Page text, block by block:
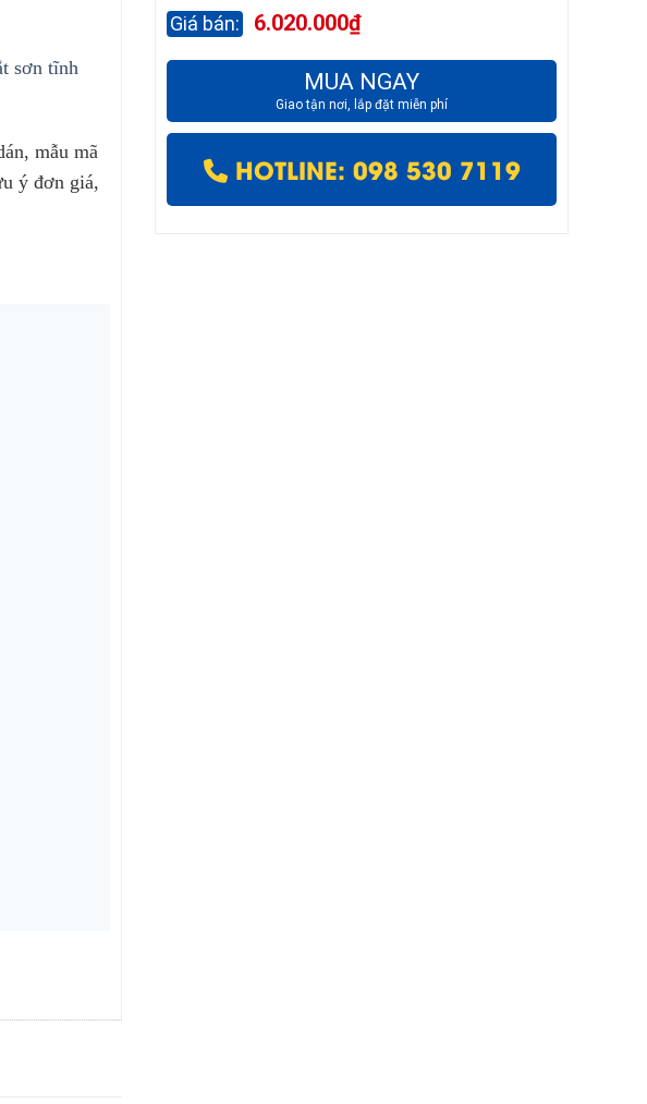
sơn tĩnh
mẫu mã
ý đơn giá,
6.020.000₫
MUA NGAY
Giao tận nơi, lắp đặt miễn phí
HOTLINE: 098 530 7119